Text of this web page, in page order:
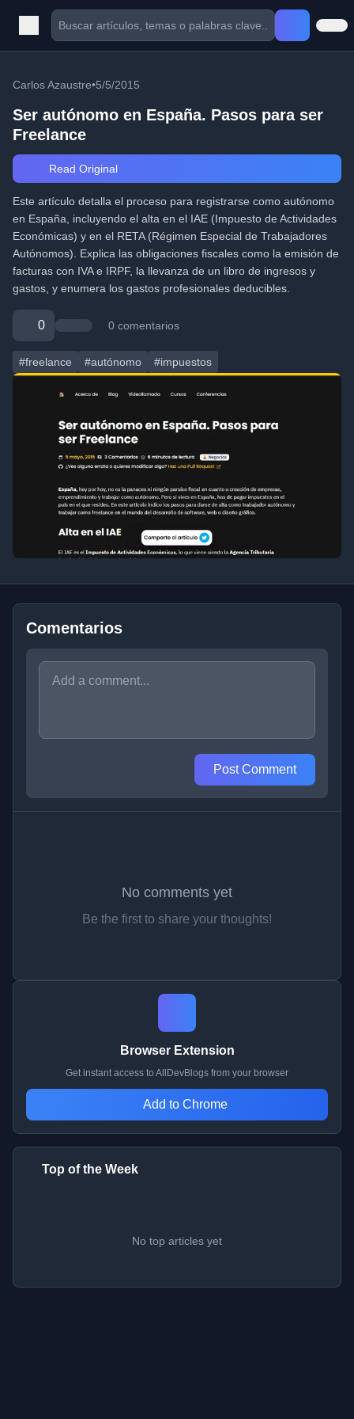
Carlos Azaustre•5/5/2015
Ser autónomo en España. Pasos para ser
Freelance
Read Original
Este artículo detalla el proceso para registrarse como autónomo
en España, incluyendo el alta en el IAE (Impuesto de Actividades
Económicas) y en el RETA (Régimen Especial de Trabajadores
Autónomos). Explica las obligaciones fiscales como la emisión de
facturas con IVA e IRPF, la llevanza de un libro de ingresos y
gastos, y enumera los gastos profesionales deducibles.
0 0 comentarios
#freelance #autónomo #impuestos
Comentarios
Post Comment
No comments yet
Be the first to share your thoughts!
Browser Extension
Get instant access to AllDevBlogs from your browser
Add to Chrome
Top of the Week
No top articles yet